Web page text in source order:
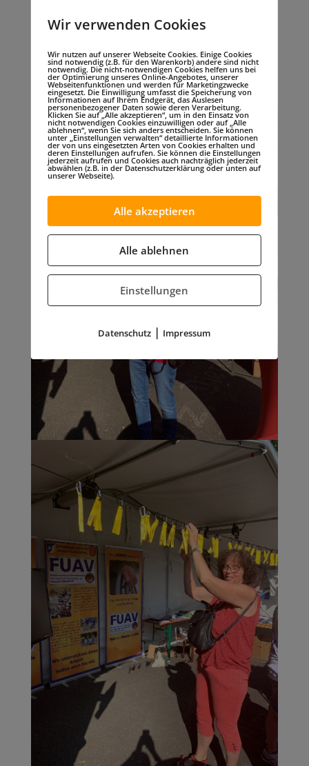
Bänder Karabinern“. Diese Aktion aus dem
Vorjahr erfreut sich nach wie vor einer
großen Begeisterung.Mehr zur Aktion
erfahren Sie unter folgenden Link.
Wir verwenden Cookies
Wir nutzen auf unserer Webseite Cookies. Einige Cookies
sind notwendig (z.B. für den Warenkorb) andere sind nicht
notwendig. Die nicht-notwendigen Cookies helfen uns bei
der Optimierung unseres Online-Angebotes, unserer
Webseitenfunktionen und werden für Marketingzwecke
eingesetzt. Die Einwilligung umfasst die Speicherung von
Informationen auf Ihrem Endgerät, das Auslesen
personenbezogener Daten sowie deren Verarbeitung.
Klicken Sie auf „Alle akzeptieren“, um in den Einsatz von
nicht notwendigen Cookies einzuwilligen oder auf „Alle
ablehnen“, wenn Sie sich anders entscheiden. Sie können
unter „Einstellungen verwalten“ detaillierte Informationen
der von uns eingesetzten Arten von Cookies erhalten und
deren Einstellungen aufrufen. Sie können die Einstellungen
jederzeit aufrufen und Cookies auch nachträglich jederzeit
abwählen (z.B. in der Datenschutzerklärung oder unten auf
unserer Webseite).
Alle akzeptieren
Alle ablehnen
Einstellungen
Datenschutz | Impressum